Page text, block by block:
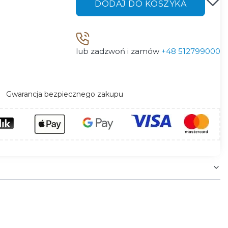
DODAJ DO KOSZYKA
lub zadzwoń i zamów +48 512799000
Gwarancja bezpiecznego zakupu